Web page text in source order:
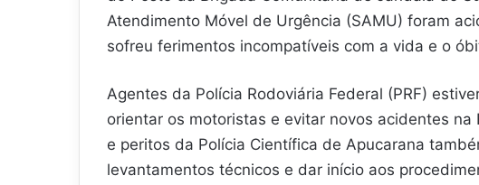
Atendimento Móvel de Urgência (SAMU) foram
sofreu ferimentos incompatíveis com a vida e o
Agentes da Polícia Rodoviária Federal (PRF)
orientar os motoristas e evitar novos acidentes
e peritos da Polícia Científica de Apucarana
levantamentos técnicos e dar início aos